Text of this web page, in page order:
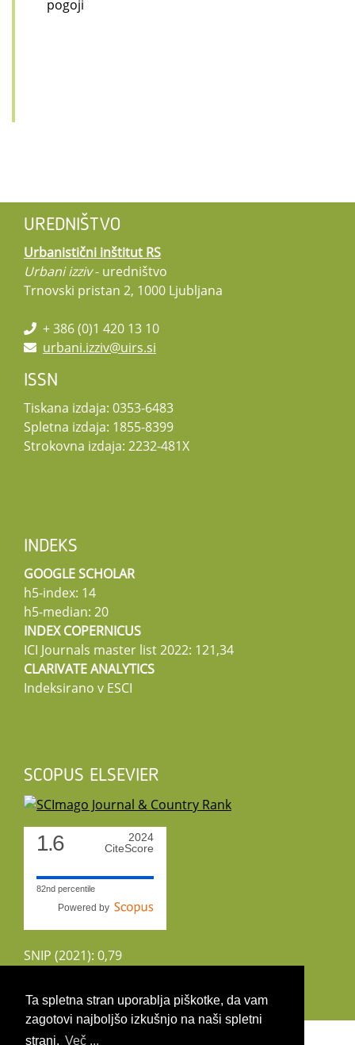
Ta spletna stran uporablja piškotke, da vam
zagotovi najboljšo izkušnjo na naši spletni
strani. Več ...
pogoji
UREDNIŠTVO
Urbanistični inštitut RS
Urbani izziv- uredništvo
Trnovski pristan 2, 1000 Ljubljana
+ 386 (0)1 420 13 10
urbani.izziv@uirs.si
ISSN
Tiskana izdaja: 0353-6483
Spletna izdaja: 1855-8399
Strokovna izdaja: 2232-481X
INDEKS
GOOGLE SCHOLAR
h5-index: 14
h5-median: 20
INDEX COPERNICUS
ICI Journals master list 2022: 121,34
CLARIVATE ANALYTICS
Indeksirano v ESCI
SCOPUS ELSEVIER
1.6
2024
CiteScore
82nd percentile
Powered by
SNIP (2021): 0,79